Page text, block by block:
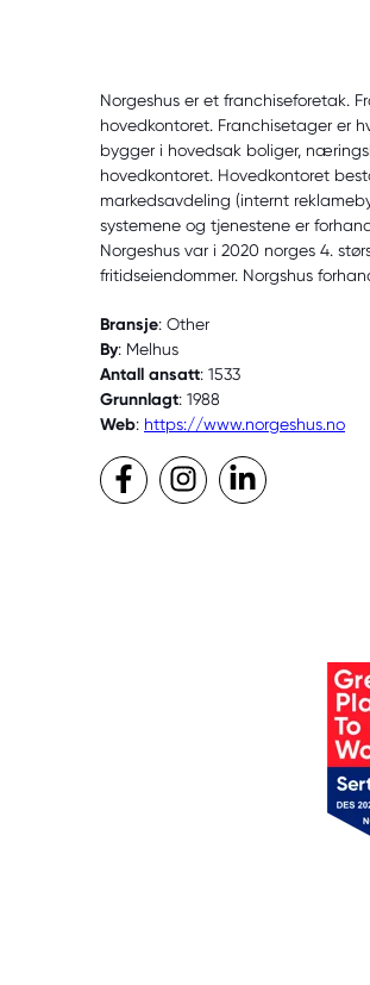
Norgeshus er et franchiseforetak.
hovedkontoret. Franchisetager er
bygger i hovedsak boliger,
hovedkontoret. Hovedkontoret
markedsavdeling (internt
systemene og tjenestene er
Norgeshus var i 2020 norges 4.
fritidseiendommer. Norgshus
Bransje: Other
By: Melhus
Antall ansatt: 1533
Grunnlagt: 1988
Web: https://www.norgeshus.no
Facebook
Instagram
LinkedIn